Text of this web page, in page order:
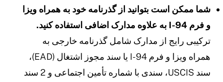
شما ممکن است بتوانید از گذرنامه خود به همراه ویزا
و فرم I-94 به علاوه مدارک اضافی استفاده کنید.
ترکیبی رایج از مدارک شامل گذرنامه خارجی به
همراه ویزا و فرم I-94 یا سند مجوز اشتغال (EAD)،
سند USCIS، سندی با شماره تأمین اجتماعی و 2 سند